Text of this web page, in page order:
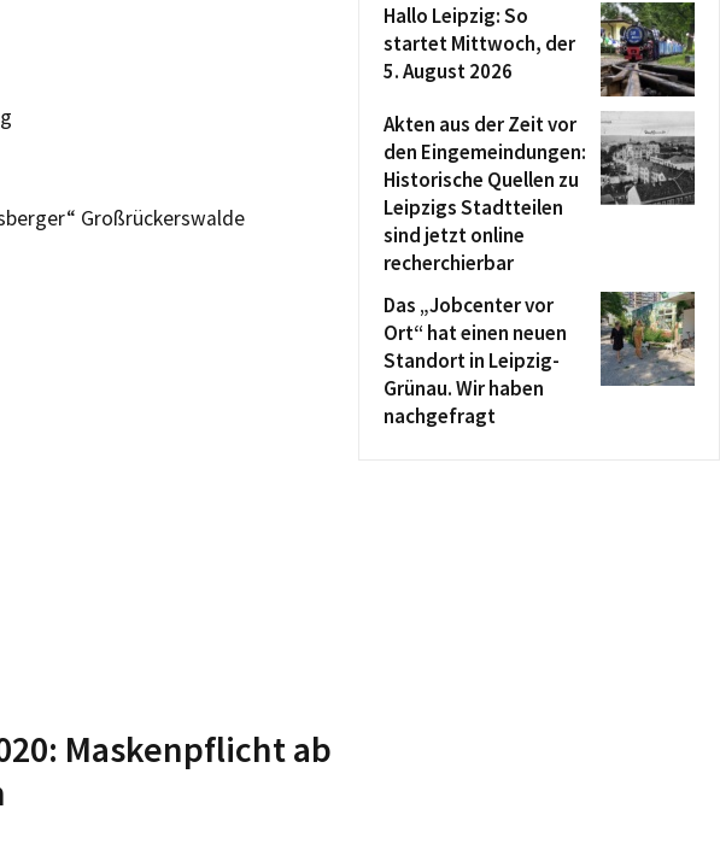
Großrückerswalde
Maskenpflicht ab
Hallo Leipzig: So
startet Mittwoch, der
5. August 2026
Akten aus der Zeit vor
den Eingemeindungen:
Historische Quellen zu
Leipzigs Stadtteilen
sind jetzt online
recherchierbar
Das „Jobcenter vor
Ort“ hat einen neuen
Standort in Leipzig-
Grünau. Wir haben
nachgefragt